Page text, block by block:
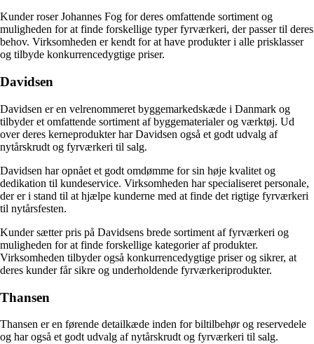
Kunder roser Johannes Fog for deres omfattende sortiment og
muligheden for at finde forskellige typer fyrværkeri, der passer til deres
behov. Virksomheden er kendt for at have produkter i alle prisklasser
og tilbyde konkurrencedygtige priser.
Davidsen
Davidsen er en velrenommeret byggemarkedskæde i Danmark og
tilbyder et omfattende sortiment af byggematerialer og værktøj. Ud
over deres kerneprodukter har Davidsen også et godt udvalg af
nytårskrudt og fyrværkeri til salg.
Davidsen har opnået et godt omdømme for sin høje kvalitet og
dedikation til kundeservice. Virksomheden har specialiseret personale,
der er i stand til at hjælpe kunderne med at finde det rigtige fyrværkeri
til nytårsfesten.
Kunder sætter pris på Davidsens brede sortiment af fyrværkeri og
muligheden for at finde forskellige kategorier af produkter.
Virksomheden tilbyder også konkurrencedygtige priser og sikrer, at
deres kunder får sikre og underholdende fyrværkeriprodukter.
Thansen
Thansen er en førende detailkæde inden for biltilbehør og reservedele
og har også et godt udvalg af nytårskrudt og fyrværkeri til salg.